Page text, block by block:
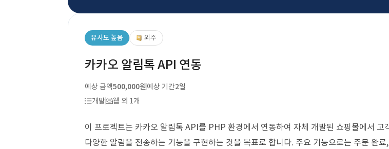
유사도 높음 외주
카카오 알림톡 API 연동
예상 금액500,000원예상 기간2일
개발
웹 외 1개
이 프로젝트는 카카오 알림톡 API를 PHP 환경에서 연동하여 자체 개발된 쇼핑몰에서 고
다양한 알림을 전송하는 기능을 구현하는 것을 목표로 합니다. 주요 기능으로는 주문 완료